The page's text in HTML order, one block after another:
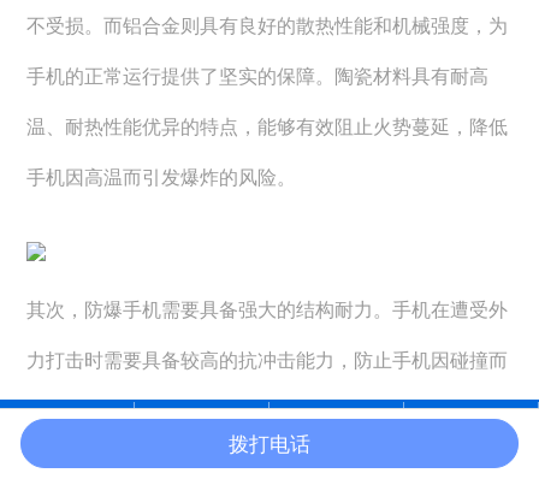
不受损。而铝合金则具有良好的散热性能和机械强度，为
手机的正常运行提供了坚实的保障。陶瓷材料具有耐高
温、耐热性能优异的特点，能够有效阻止火势蔓延，降低
手机因高温而引发爆炸的风险。
其次，防爆手机需要具备强大的结构耐力。手机在遭受外
力打击时需要具备较高的抗冲击能力，防止手机因碰撞而
引发爆炸。因此，在防爆手机的设计中，要合理优化手机
的结构强度，并采用符合国际相关标准的测试方法进行验
电话咨询 产品中心
拨打电话